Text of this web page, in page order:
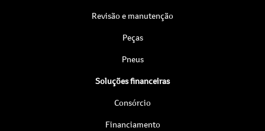
Revisão e manutenção
Peças
Pneus
Soluções financeiras
Consórcio
Financiamento